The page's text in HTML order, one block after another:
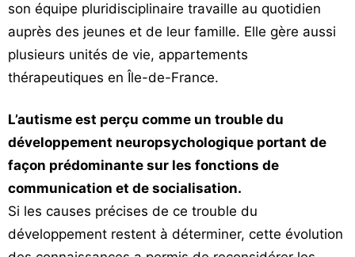
son équipe pluridisciplinaire travaille au quotidien
auprès des jeunes et de leur famille. Elle gère aussi
plusieurs unités de vie, appartements
thérapeutiques en Île-de-France.
L’autisme est perçu comme un trouble du
développement neuropsychologique portant de
façon prédominante sur les fonctions de
communication et de socialisation.
Si les causes précises de ce trouble du
développement restent à déterminer, cette évolution